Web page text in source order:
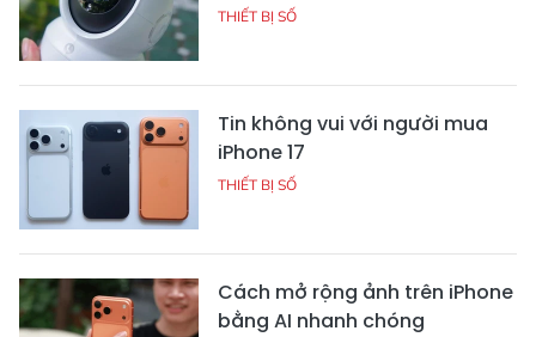
THIẾT BỊ SỐ
Tin không vui với người mua
iPhone 17
THIẾT BỊ SỐ
Cách mở rộng ảnh trên iPhone
bằng AI nhanh chóng